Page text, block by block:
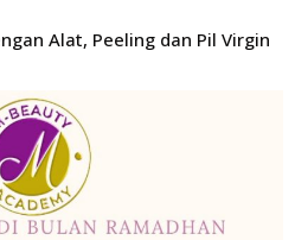
Alat, Peeling dan Pil Virgin